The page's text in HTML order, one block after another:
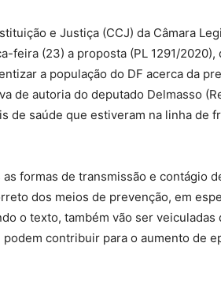
e Justiça (CCJ) da Câmara
feira (23) a proposta (PL 1291/
a população do DF acerca da
de autoria do deputado Delmasso
de saúde que estiveram na linha de
formas de transmissão e contágio
dos meios de prevenção, em
o texto, também vão ser veiculadas
contribuir para o aumento de